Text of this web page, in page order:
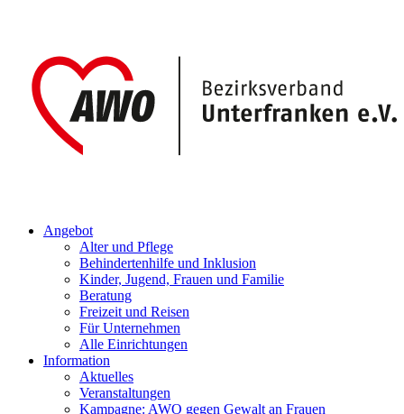
Angebot
Alter und Pflege
Behindertenhilfe und Inklusion
Kinder, Jugend, Frauen und Familie
Beratung
Freizeit und Reisen
Für Unternehmen
Alle Einrichtungen
Information
Aktuelles
Veranstaltungen
Kampagne: AWO gegen Gewalt an Frauen